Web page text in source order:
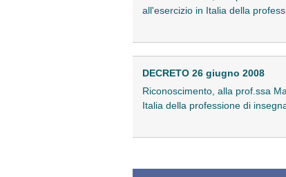
all'esercizio in Italia della
DECRETO 26 giugno 2008
Riconoscimento, alla prof.ssa
Italia della professione di